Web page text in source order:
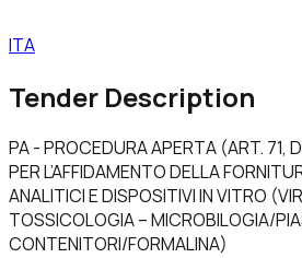
ITA
Tender Description
PA - PROCEDURA APERTA (ART. 71,
PER L’AFFIDAMENTO DELLA
ANALITICI E DISPOSITIVI IN VITRO
TOSSICOLOGIA – MICROBILOGIA/
CONTENITORI/FORMALINA)